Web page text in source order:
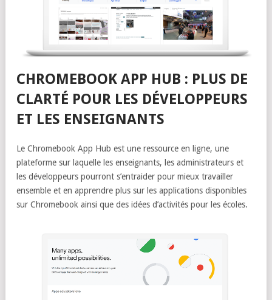
CHROMEBOOK APP HUB : PLUS DE
CLARTÉ POUR LES DÉVELOPPEURS
ET LES ENSEIGNANTS
Le Chromebook App Hub est une ressource en ligne, une
plateforme sur laquelle les enseignants, les administrateurs et
les développeurs pourront s’entraider pour mieux travailler
ensemble et en apprendre plus sur les applications disponibles
sur Chromebook ainsi que des idées d’activités pour les écoles.